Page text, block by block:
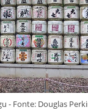
- Fonte: Douglas